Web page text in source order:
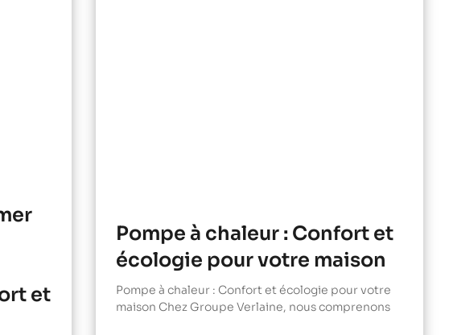
et
Pompe à chaleur : Confort et
écologie pour votre maison
Pompe à chaleur : Confort et écologie pour votre
maison Chez Groupe Verlaine, nous comprenons